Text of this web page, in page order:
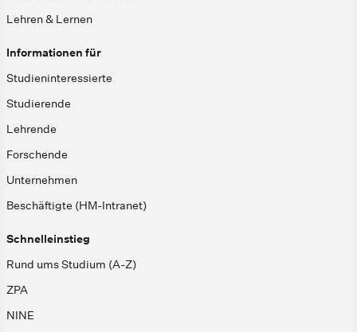
Lehren & Lernen
Informationen für
Studieninteressierte
Studierende
Lehrende
Forschende
Unternehmen
Beschäftigte (HM-Intranet)
Schnelleinstieg
Rund ums Studium (A-Z)
ZPA
NINE